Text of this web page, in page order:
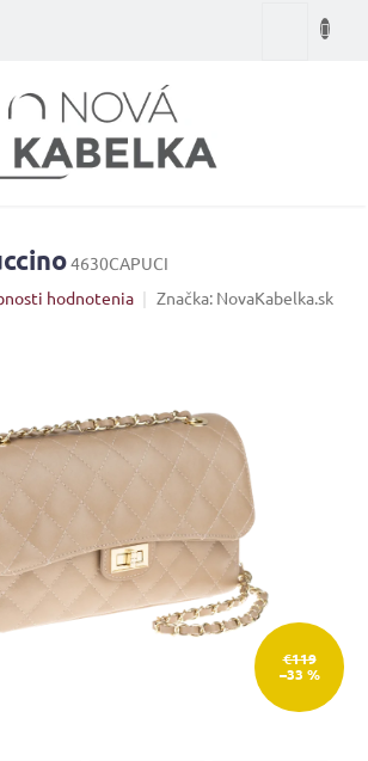
Nákupný
4630CAPUCI
hodnotenia Značka: NovaKabelka.sk
€119
–33 %